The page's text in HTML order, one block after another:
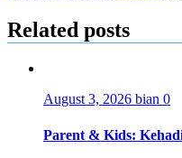
Related posts
August 3, 2026 bian 0
Parent & Kids: